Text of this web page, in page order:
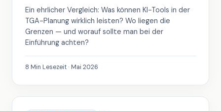
Ein ehrlicher Vergleich: Was können KI-Tools in der
TGA-Planung wirklich leisten? Wo liegen die
Grenzen — und worauf sollte man bei der
Einführung achten?
8 Min Lesezeit · Mai 2026